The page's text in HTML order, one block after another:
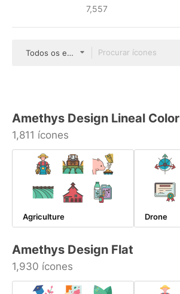
7,557
Todos os estilos
Amethys Design Lineal Color
1,811 ícones
Agriculture Drone
Amethys Design Flat
1,930 ícones